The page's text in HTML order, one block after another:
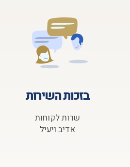
בזכות השירות
שרות לקוחות
אדיב ויעיל